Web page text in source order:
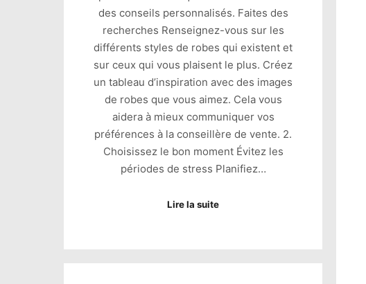
des conseils personnalisés. Faites des
recherches Renseignez-vous sur les
différents styles de robes qui existent et
sur ceux qui vous plaisent le plus. Créez
un tableau d’inspiration avec des images
de robes que vous aimez. Cela vous
aidera à mieux communiquer vos
préférences à la conseillère de vente. 2.
Choisissez le bon moment Évitez les
périodes de stress Planifiez…
Lire la suite